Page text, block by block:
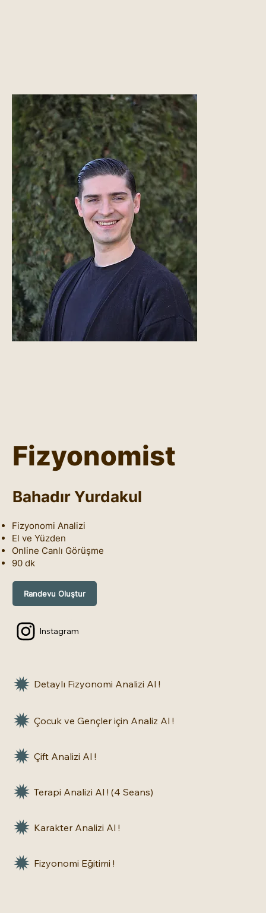
Fizyonomist
Bahadır Yurdakul
Fizyonomi Analizi
El ve Yüzden
Online Canlı Görüşme
90 dk
Randevu Oluştur
Instagram
Detaylı Fizyonomi Analizi Al !
Karakter Analizi Al !
Çocuk ve Gençler için Analiz Al !
Terapi Analizi Al ! (4 Seans)
Çift Analizi Al !
Fizyonomi Eğitimi !